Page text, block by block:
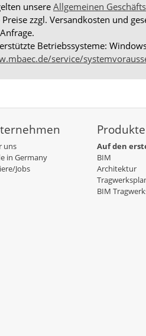
unsere Allgemeinen
zzgl. Versandkosten und
Betriebssysteme:
service/
uns
in Germany
Jobs
Produkte
Auf den
BIM
Architektur
BIM